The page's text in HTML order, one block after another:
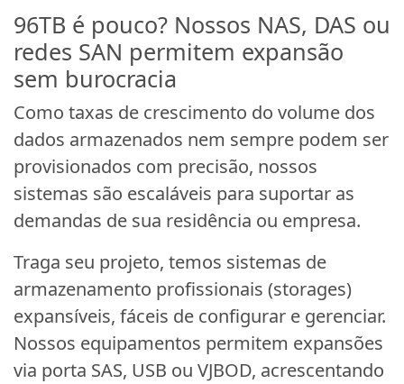
96TB é pouco? Nossos NAS, DAS ou
redes SAN permitem expansão
sem burocracia
Como taxas de crescimento do volume dos
dados armazenados nem sempre podem ser
provisionados com precisão, nossos
sistemas são escaláveis para suportar as
demandas de sua residência ou empresa.
Traga seu projeto, temos sistemas de
armazenamento profissionais (storages)
expansíveis, fáceis de configurar e gerenciar.
Nossos equipamentos permitem expansões
via porta SAS, USB ou VJBOD, acrescentando